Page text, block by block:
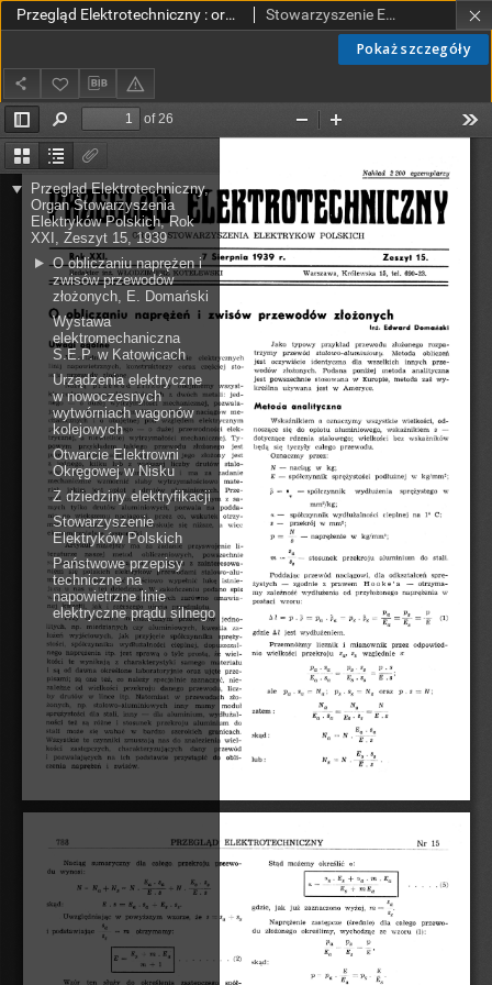
Pokaż szczegóły
Przegląd Elektrotechniczny : organ Stowarzyszenia Elektrotechników Polskich R. XXI z. 15 (1939) Stowarzyszenie Elektrotechników Polskich.